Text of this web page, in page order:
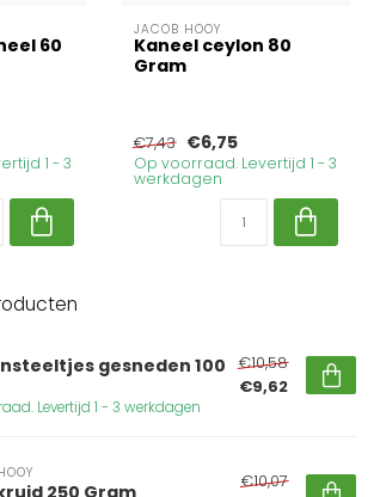
60
1 - 3
JACOB HOOY
Kaneel ceylon 80
Gram
€7,43 €6,75
Op voorraad. Levertijd 1 - 3
werkdagen
gesneden 100
Levertijd 1 - 3 werkdagen
€10,58
€9,62
250 Gram
€10,07